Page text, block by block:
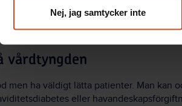
Nej, jag samtycker inte
och mottagning ska vara grön
påpekar Camilla Öhman.
vårdtyngden
men ha väldigt lätta patienter. Man kan
eller